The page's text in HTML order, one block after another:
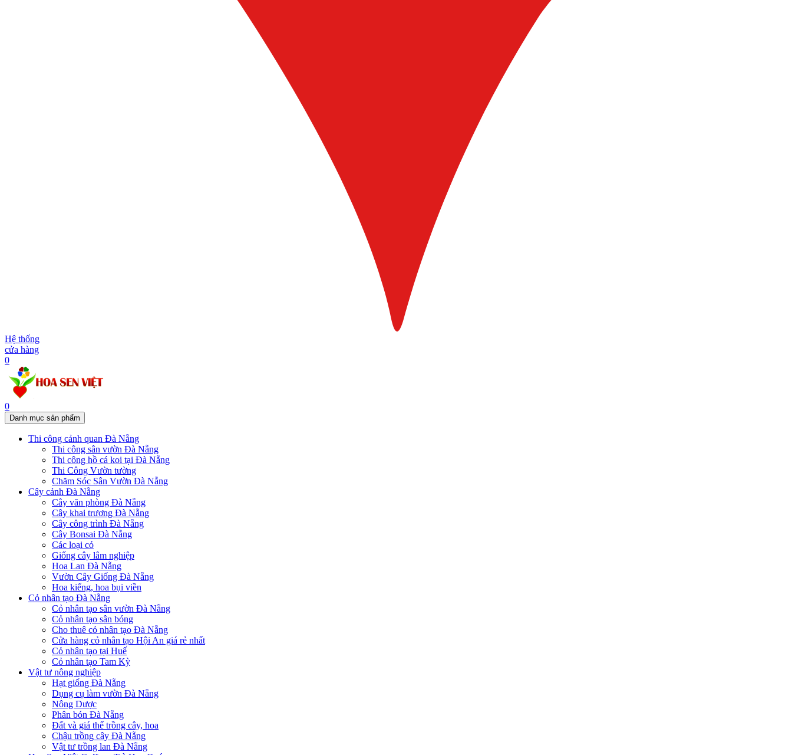
Hệ thống
cửa hàng
0
0
Danh mục sản phẩm
Thi công cảnh quan Đà Nẵng
Thi công sân vườn Đà Nẵng
Thi công hồ cá koi tại Đà Nẵng
Thi Công Vườn tường
Chăm Sóc Sân Vườn Đà Nẵng
Cây cảnh Đà Nẵng
Cây văn phòng Đà Nẵng
Cây khai trương Đà Nẵng
Cây công trình Đà Nẵng
Cây Bonsai Đà Nẵng
Các loại cỏ
Giống cây lâm nghiệp
Hoa Lan Đà Nẵng
Vườn Cây Giống Đà Nẵng
Hoa kiểng, hoa bụi viền
Cỏ nhân tạo Đà Nẵng
Cỏ nhân tạo sân vườn Đà Nẵng
Cỏ nhân tạo sân bóng
Cho thuê cỏ nhân tạo Đà Nẵng
Cửa hàng cỏ nhân tạo Hội An giá rẻ nhất
Cỏ nhân tạo tại Huế
Cỏ nhân tạo Tam Kỳ
Vật tư nông nghiệp
Hạt giống Đà Nẵng
Dụng cụ làm vườn Đà Nẵng
Nông Dược
Phân bón Đà Nẵng
Đất và giá thể trồng cây, hoa
Chậu trồng cây Đà Nẵng
Vật tư trồng lan Đà Nẵng